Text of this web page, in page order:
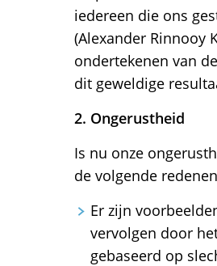
iedereen die ons
(Alexander Rinnooy
ondertekenen van
dit geweldige
2. Ongerustheid
Is nu onze
de volgende
Er zijn
vervolgen door
gebaseerd op